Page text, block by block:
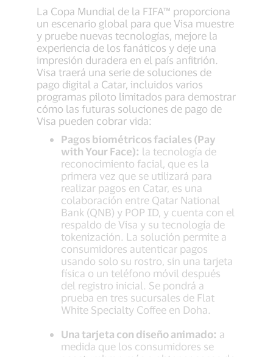
La Copa Mundial de la FIFA™ proporciona
un escenario global para que Visa muestre
y pruebe nuevas tecnologías, mejore la
experiencia de los fanáticos y deje una
impresión duradera en el país anfitrión.
Visa traerá una serie de soluciones de
pago digital a Catar, incluidos varios
programas piloto limitados para demostrar
cómo las futuras soluciones de pago de
Visa pueden cobrar vida:
Pagos biométricos faciales (Pay
with Your Face): la tecnología de
reconocimiento facial, que es la
primera vez que se utilizará para
realizar pagos en Catar, es una
colaboración entre Qatar National
Bank (QNB) y POP ID, y cuenta con el
respaldo de Visa y su tecnología de
tokenización. La solución permite a
consumidores autenticar pagos
usando solo su rostro, sin una tarjeta
física o un teléfono móvil después
del registro inicial. Se pondrá a
prueba en tres sucursales de Flat
White Specialty Coffee en Doha.
Una tarjeta con diseño animado: a
medida que los consumidores se